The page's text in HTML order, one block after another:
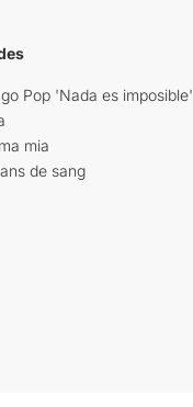
Pop 'Nada es imposible'
mia
de sang